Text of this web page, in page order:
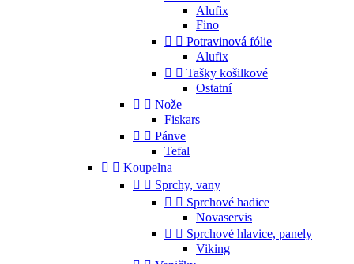
Alufix
Fino
  Potravinová fólie
Alufix
  Tašky košilkové
Ostatní
  Nože
Fiskars
  Pánve
Tefal
  Koupelna
  Sprchy, vany
  Sprchové hadice
Novaservis
  Sprchové hlavice, panely
Viking